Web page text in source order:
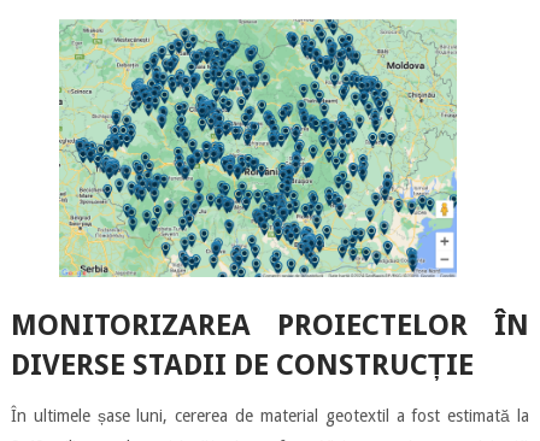
MONITORIZAREA PROIECTELOR ÎN
DIVERSE STADII DE CONSTRUCȚIE
În ultimele șase luni, cererea de material geotextil a fost estimată la